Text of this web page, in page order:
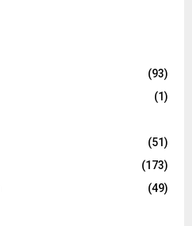
(93)
(1)
(51)
(173)
(49)